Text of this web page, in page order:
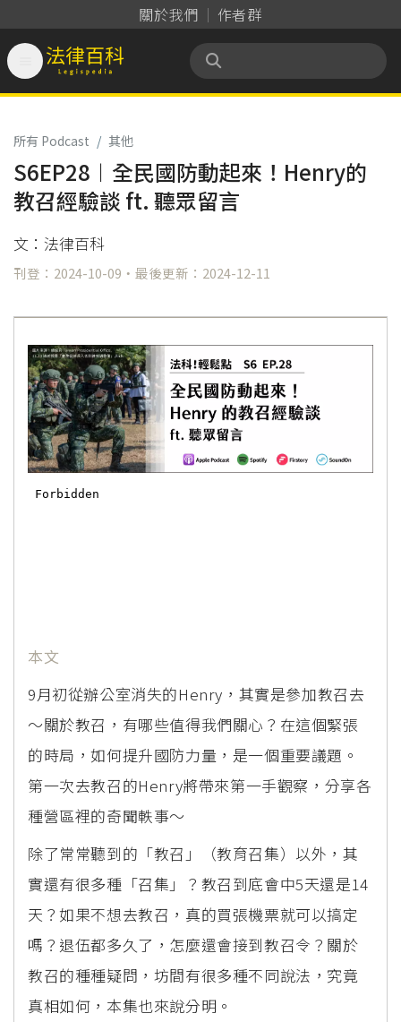
關於我們 作者群
法律百科 Legispedia
所有 Podcast / 其他
S6EP28︱全民國防動起來！Henry的
教召經驗談 ft. 聽眾留言
文：法律百科
刊登：2024-10-09・最後更新：2024-12-11
本文
9月初從辦公室消失的Henry，其實是參加教召去
～關於教召，有哪些值得我們關心？在這個緊張
的時局，如何提升國防力量，是一個重要議題。
第一次去教召的Henry將帶來第一手觀察，分享各
種營區裡的奇聞軼事～
除了常常聽到的「教召」（教育召集）以外，其
實還有很多種「召集」？教召到底會中5天還是14
天？如果不想去教召，真的買張機票就可以搞定
嗎？退伍都多久了，怎麼還會接到教召令？關於
教召的種種疑問，坊間有很多種不同說法，究竟
真相如何，本集也來說分明。